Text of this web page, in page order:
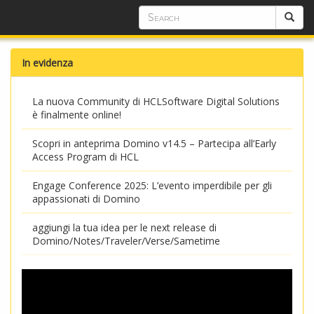
In evidenza
La nuova Community di HCLSoftware Digital Solutions
è finalmente online!
Scopri in anteprima Domino v14.5 – Partecipa all’Early
Access Program di HCL
Engage Conference 2025: L’evento imperdibile per gli
appassionati di Domino
aggiungi la tua idea per le next release di
Domino/Notes/Traveler/Verse/Sametime